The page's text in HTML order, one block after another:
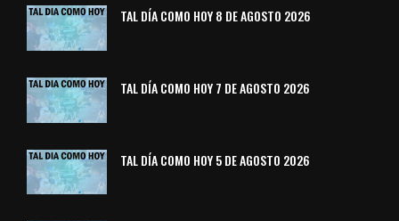
TAL DÍA COMO HOY 8 DE AGOSTO 2026
TAL DÍA COMO HOY 7 DE AGOSTO 2026
TAL DÍA COMO HOY 5 DE AGOSTO 2026